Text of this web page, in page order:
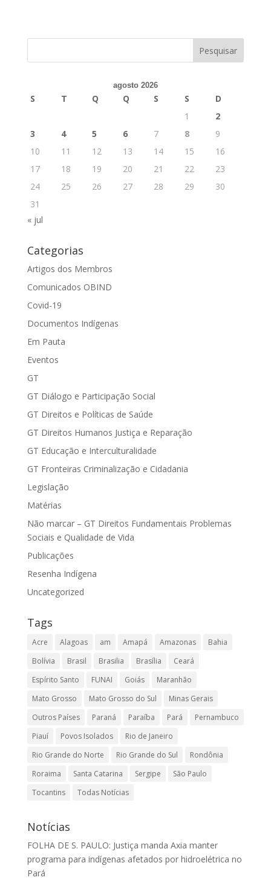
agosto 2026
S T Q Q S S
D
1
2
3
4 5 6 7 8
9
10
11 12 13 14 15
16
17
18 19 20 21 22
23
24
25 26 27 28 29
30
31
« jul
Categorias
Artigos dos Membros
Comunicados OBIND
Covid-19
Documentos Indígenas
Em Pauta
Eventos
GT
GT Diálogo e Participação Social
GT Direitos e Políticas de Saúde
GT Direitos Humanos Justiça e Reparação
GT Educação e Interculturalidade
GT Fronteiras Criminalização e Cidadania
Legislação
Matérias
Não marcar – GT Direitos Fundamentais Problemas
Sociais e Qualidade de Vida
Publicações
Resenha Indígena
Uncategorized
Tags
Acre Alagoas am Amapá Amazonas
Bahia
Bolívia
Brasil Brasilia Brasília
Ceará
Espírito Santo
FUNAI Goiás
Maranhão
Mato Grosso
Mato Grosso do Sul
Minas Gerais
Outros Países
Paraná Paraíba Pará
Pernambuco
Piauí
Povos Isolados
Rio de Janeiro
Rio Grande do Norte
Rio Grande do Sul
Rondônia
Roraima
Santa Catarina Sergipe
São Paulo
Tocantins
Todas Notícias
Notícias
FOLHA DE S. PAULO: Justiça manda Axia manter
programa para indígenas afetados por hidroelétrica no
Pará